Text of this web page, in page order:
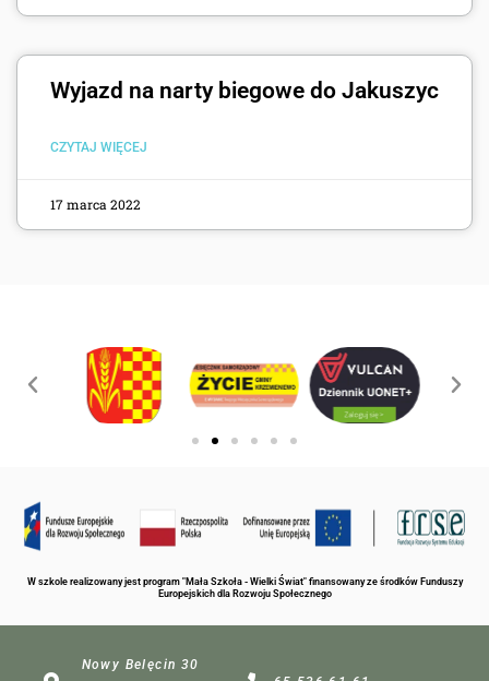
Wyjazd na narty biegowe do Jakuszyc
CZYTAJ WIĘCEJ
17 marca 2022
W szkole realizowany jest program "Mała Szkoła - Wielki Świat" finansowany ze środków Funduszy
Europejskich dla Rozwoju Społecznego
Nowy Belęcin 30